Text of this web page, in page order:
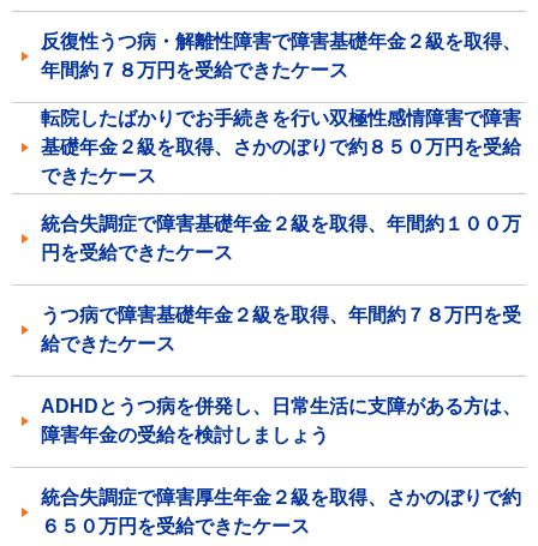
反復性うつ病・解離性障害で障害基礎年金２級を取得、
年間約７８万円を受給できたケース
転院したばかりでお手続きを行い双極性感情障害で障害
基礎年金２級を取得、さかのぼりで約８５０万円を受給
できたケース
統合失調症で障害基礎年金２級を取得、年間約１００万
円を受給できたケース
うつ病で障害基礎年金２級を取得、年間約７８万円を受
給できたケース
ADHDとうつ病を併発し、日常生活に支障がある方は、
障害年金の受給を検討しましょう
統合失調症で障害厚生年金２級を取得、さかのぼりで約
６５０万円を受給できたケース